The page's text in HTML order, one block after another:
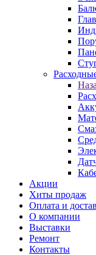
Акции
Хиты продаж
Оплата и
О компании
Выставки
Ремонт
Контакты